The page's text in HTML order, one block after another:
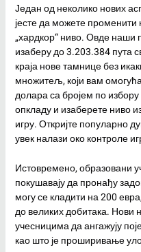
Један од неколико нових
јесте да можете
„хардкор“ ниво. Овде
изаберу до 3.203.384 пута
краја нове тамнице без
множитељ, који вам
долара са бројем по
опкладу и изаберете ниво
игру. Откријте популарно
увек налази око контроле
Истовремено, образовани
покушавају да пронађу
могу се кладити на 200
до великих добитака. Нови
учесницима да ангажују
као што је проширивање